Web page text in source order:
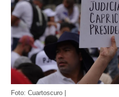
Foto: Cuartoscuro |